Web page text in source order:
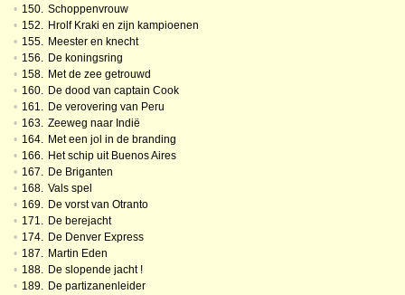
• 150. Schoppenvrouw
• 152. Hrolf Kraki en zijn kampioenen
• 155. Meester en knecht
• 156. De koningsring
• 158. Met de zee getrouwd
• 160. De dood van captain Cook
• 161. De verovering van Peru
• 163. Zeeweg naar Indië
• 164. Met een jol in de branding
• 166. Het schip uit Buenos Aires
• 167. De Briganten
• 168. Vals spel
• 169. De vorst van Otranto
• 171. De berejacht
• 174. De Denver Express
• 187. Martin Eden
• 188. De slopende jacht !
• 189. De partizanenleider